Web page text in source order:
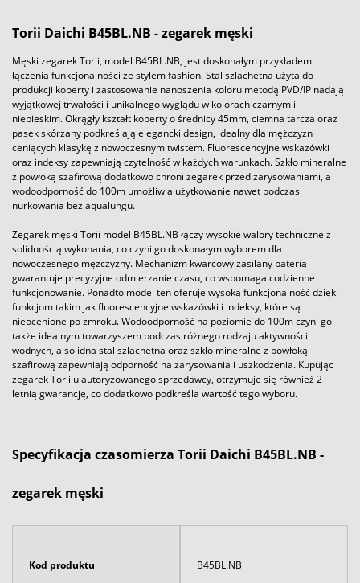
Torii Daichi B45BL.NB - zegarek męski
Męski zegarek Torii, model B45BL.NB, jest doskonałym przykładem
łączenia funkcjonalności ze stylem fashion. Stal szlachetna użyta do
produkcji koperty i zastosowanie nanoszenia koloru metodą PVD/IP nadają
wyjątkowej trwałości i unikalnego wyglądu w kolorach czarnym i
niebieskim. Okrągły kształt koperty o średnicy 45mm, ciemna tarcza oraz
pasek skórzany podkreślają elegancki design, idealny dla mężczyzn
ceniących klasykę z nowoczesnym twistem. Fluorescencyjne wskazówki
oraz indeksy zapewniają czytelność w każdych warunkach. Szkło mineralne
z powłoką szafirową dodatkowo chroni zegarek przed zarysowaniami, a
wodoodporność do 100m umożliwia użytkowanie nawet podczas
nurkowania bez aqualungu.
Zegarek męski Torii model B45BL.NB łączy wysokie walory techniczne z
solidnością wykonania, co czyni go doskonałym wyborem dla
nowoczesnego mężczyzny. Mechanizm kwarcowy zasilany baterią
gwarantuje precyzyjne odmierzanie czasu, co wspomaga codzienne
funkcjonowanie. Ponadto model ten oferuje wysoką funkcjonalność dzięki
funkcjom takim jak fluorescencyjne wskazówki i indeksy, które są
nieocenione po zmroku. Wodoodporność na poziomie do 100m czyni go
także idealnym towarzyszem podczas różnego rodzaju aktywności
wodnych, a solidna stal szlachetna oraz szkło mineralne z powłoką
szafirową zapewniają odporność na zarysowania i uszkodzenia. Kupując
zegarek Torii u autoryzowanego sprzedawcy, otrzymuje się również 2-
letnią gwarancję, co dodatkowo podkreśla wartość tego wyboru.
Specyfikacja czasomierza Torii Daichi B45BL.NB -
zegarek męski
Kod produktu B45BL.NB